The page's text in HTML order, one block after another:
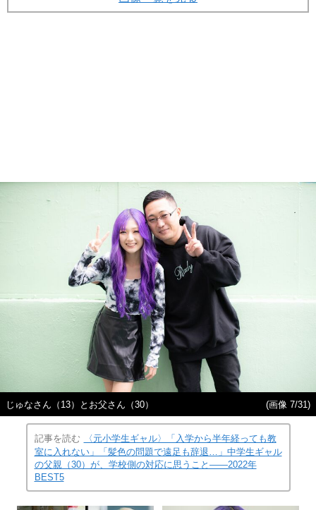
じゅなさん（13）とお父さん（30） (画像 7/31)
記事を読む
〈元小学生ギャル〉「入学から半年経っても教
室に入れない」「髪色の問題で遠足も辞退…」中学生ギャル
の父親（30）が、学校側の対応に思うこと――2022年
BEST5